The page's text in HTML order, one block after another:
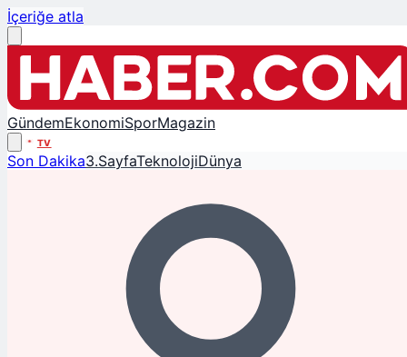
İçeriğe atla
GündemEkonomiSporMagazin
TV
Son Dakika3.SayfaTeknolojiDünya